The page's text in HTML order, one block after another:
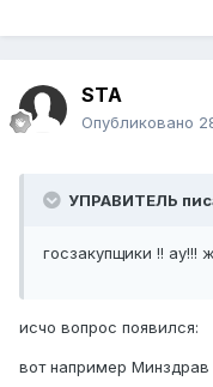
STA
Опубликовано
УПРАВИТЕЛЬ
госзакупщики !! ау!!!
исчо вопрос появился:
вот например Минздрав